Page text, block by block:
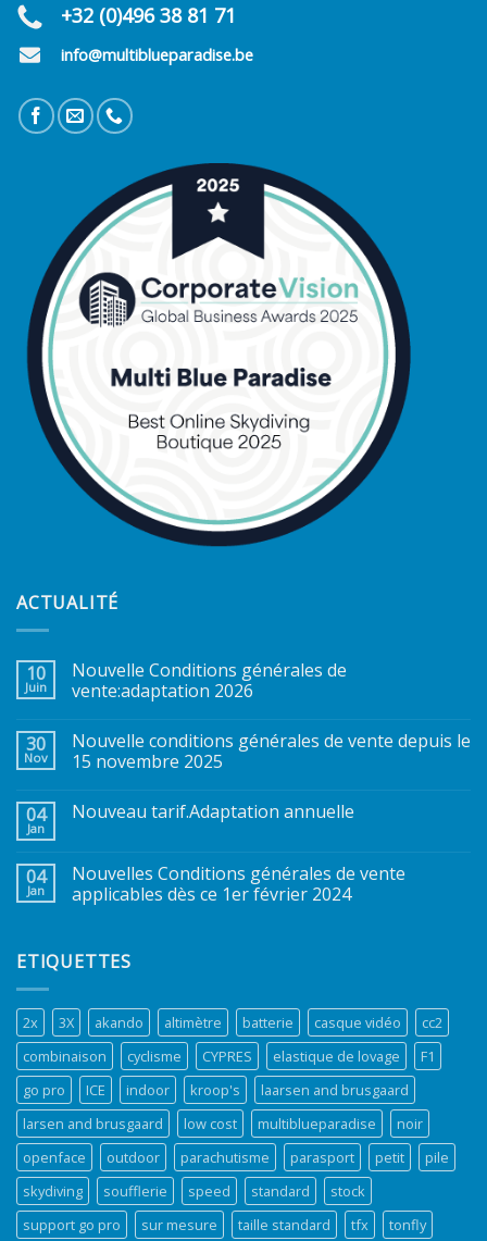
+32 (0)496 38 81 71
info@multiblueparadise.be
ACTUALITÉ
10
Juin
Nouvelle Conditions générales de
vente:adaptation 2026
30
Nov
Nouvelle conditions générales de vente depuis le
15 novembre 2025
04
Jan
Nouveau tarif.Adaptation annuelle
04
Jan
Nouvelles Conditions générales de vente
applicables dès ce 1er février 2024
ETIQUETTES
2x 3X akando altimètre batterie casque vidéo
cc2
combinaison
cyclisme CYPRES elastique de lovage
F1
go pro
ICE indoor kroop's
laarsen and brusgaard
larsen and brusgaard
low cost multiblueparadise
noir
openface
outdoor parachutisme parasport petit
pile
skydiving
soufflerie speed standard
stock
support go pro
sur mesure taille standard tfx tonfly